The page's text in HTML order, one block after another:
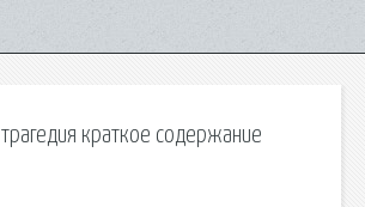
краткое содержание